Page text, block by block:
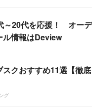
～20代を応援！ オーデ
ル情報はDeview
クおすすめ11選【徹底
グ